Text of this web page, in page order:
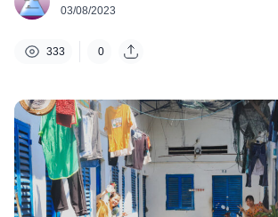
03/08/2023
333 0